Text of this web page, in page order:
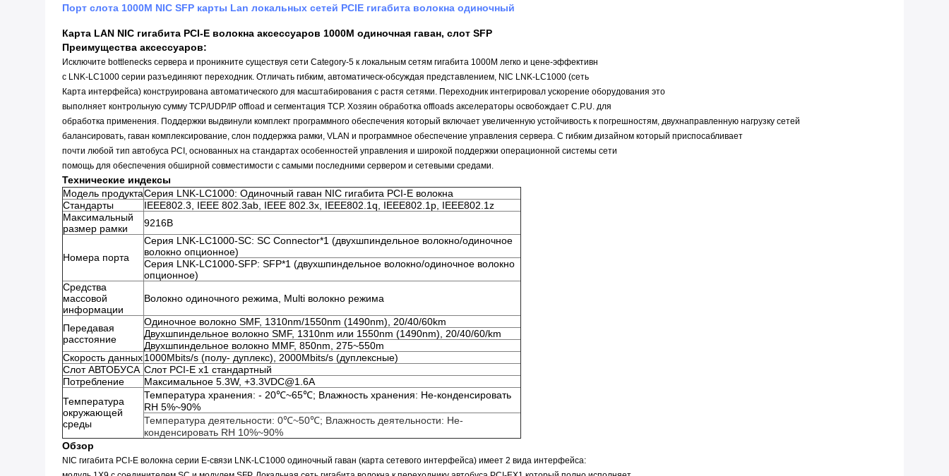
Порт слота 1000M NIC SFP карты Lan локальных сетей PCIE гигабита волокна одиночный
Карта LAN NIC гигабита PCI-E волокна аксессуаров 1000M одиночная гаван, слот SFP
Преимущества аксессуаров:
Исключите bottlenecks сервера и проникните существуя сети Category-5 к локальным сетям гигабита 1000M легко и цене-эффективн
с LNK-LC1000 серии разъединяют переходник. Отличать гибким, автоматическ-обсуждая представлением, NIC LNK-LC1000 (сеть
Карта интерфейса) конструирована автоматического для масштабирования с растя сетями. Переходник интегрировал ускорение оборудования это
выполняет контрольную сумму TCP/UDP/IP offload и сегментация TCP. Хозяин обработка offloads акселераторы освобождает C.P.U. для
обработка применения. Поддержки выдвинули комплект программного обеспечения который включает увеличенную устойчивость к погрешностям, двухнаправленную нагрузку сетей
балансировать, гаван комплексирование, слон поддержка рамки, VLAN и программное обеспечение управления сервера. С гибким дизайном который приспосабливает
почти любой тип автобуса PCI, основанных на стандартах особенностей управления и широкой поддержки операционной системы сети
помощь для обеспечения обширной совместимости с самыми последними сервером и сетевыми средами.
Технические индексы
Модель продуктаСерия LNK-LC1000: Одиночный гаван NIC гигабита PCI-E волокна
Стандарты
IEEE802.3, IEEE 802.3ab, IEEE 802.3x, IEEE802.1q, IEEE802.1p, IEEE802.1z
Максимальный
размер рамки
9216B
Номера порта
Серия LNK-LC1000-SC: SC Connector*1 (двухшпиндельное волокно/одиночное
волокно опционное)
Серия LNK-LC1000-SFP: SFP*1 (двухшпиндельное волокно/одиночное волокно
опционное)
Средства
массовой
информации
Волокно одиночного режима, Multi волокно режима
Передавая
расстояние
Одиночное волокно SMF, 1310nm/1550nm (1490nm), 20/40/60km
Двухшпиндельное волокно SMF, 1310nm или 1550nm (1490nm), 20/40/60/km
Двухшпиндельное волокно MMF, 850nm, 275~550m
Скорость данных1000Mbits/s (полу- дуплекс), 2000Mbits/s (дуплексные)
Слот АВТОБУСА Слот PCI-E x1 стандартный
Потребление
Максимальное 5.3W, +3.3VDC@1.6A
Температура
окружающей
среды
Температура хранения: - 20℃~65℃; Влажность хранения: Не-конденсировать
RH 5%~90%
Температура деятельности: 0℃~50℃; Влажность деятельности: Не-
конденсировать RH 10%~90%
Обзор
NIC гигабита PCI-E волокна серии E-связи LNK-LC1000 одиночный гаван (карта сетевого интерфейса) имеет 2 вида интерфейса: